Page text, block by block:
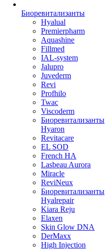
Биоревитализанты
Hyalual
Premierpharm
Aquashine
Fillmed
IAL-system
Jalupro
Juvederm
Revi
Profhilo
Twac
Viscoderm
Биоревитализанты
Hyaron
Revitacare
EL SOD
French HA
Lasbeau Aurora
Miracle
ReviNeux
Биоревитализанты
Hyalrepair
Kiara Reju
Elaxen
Skin Glow DNA
DerMaxx
High Injection